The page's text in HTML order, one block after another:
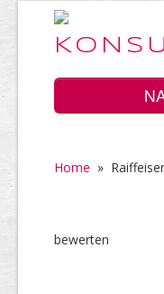
Home
Vorteile
Home »
bewerten